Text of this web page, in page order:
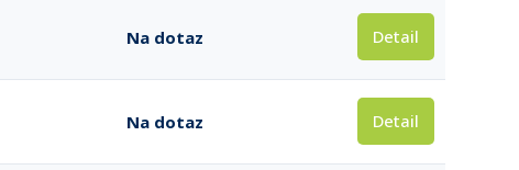
Na dotaz Detail
Na dotaz Detail